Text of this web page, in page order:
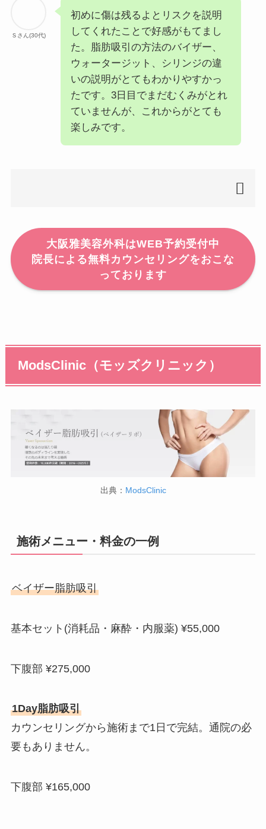
大阪府大阪市中央区西心斎橋2-1-2
5 心斎橋W-PLACE3F
10：00～19：00
年中無休
0120-299-939
Ｓさん(30代)
初めに傷は残るよとリスクを説明
してくれたことで好感がもてまし
た。脂肪吸引の方法のバイザー、
ウォータージット、シリンジの違
いの説明がとてもわかりやすかっ
たです。3日目でまだむくみがとれ
ていませんが、これからがとても
楽しみです。
大阪雅美容外科はWEB予約受付中
院長による無料カウンセリングをおこな
っております
ModsClinic（モッズクリニック）
出典： ModsClinic
施術メニュー・料金の一例
ベイザー脂肪吸引
基本セット(消耗品・麻酔・内服薬) ¥55,000
下腹部 ¥275,000
1Day脂肪吸引
カウンセリングから施術まで1日で完結。通院の必
要もありません。
下腹部 ¥165,000